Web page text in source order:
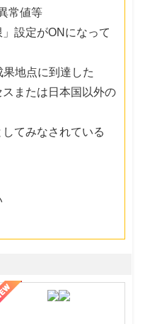
常値等
設定がONになって
果地点に到達した
スまたは日本国以外の
てみなされている